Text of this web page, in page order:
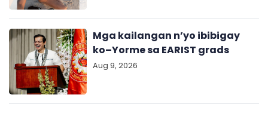
Mga kailangan n’yo ibibigay
ko–Yorme sa EARIST grads
Aug 9, 2026